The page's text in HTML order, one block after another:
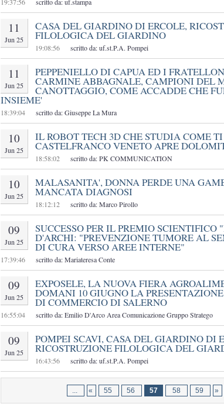
19:37:56 scritto da: uf.stampa
11
Jun 25
CASA DEL GIARDINO DI ERCOLE,
FILOLOGICA DEL GIARDINO
19:08:56 scritto da: uf.st.P.A. Pompei
11
Jun 25
PEPPENIELLO DI CAPUA ED I
CARMINE ABBAGNALE, CAMPIONI DEL
CANOTTAGGIO, COME ACCADDE CHE
INSIEME'
18:39:04 scritto da: Giuseppe La Mura
10
Jun 25
IL ROBOT TECH 3D CHE STUDIA COME
CASTELFRANCO VENETO APRE
18:58:02 scritto da: PK COMMUNICATION
10
Jun 25
MALASANITA', DONNA PERDE UNA
MANCATA DIAGNOSI
18:12:12 scritto da: Marco Pirollo
09
Jun 25
SUCCESSO PER IL PREMIO SCIENTIFICO
D'ARCHI: "PREVENZIONE TUMORE AL
DI CURA VERSO AREE INTERNE"
17:39:46 scritto da: Mariateresa Conte
09
Jun 25
EXPOSELE, LA NUOVA FIERA
DOMANI 10 GIUGNO LA
DI COMMERCIO DI SALERNO
16:55:04 scritto da: Emilio D'Arco Area Comunicazione Gruppo Stratego
09
Jun 25
POMPEI SCAVI, CASA DEL GIARDINO DI
RICOSTRUZIONE FILOLOGICA DEL
16:43:56 scritto da: uf.st.P.A. Pompei
... « 55 56 57 58 59 »